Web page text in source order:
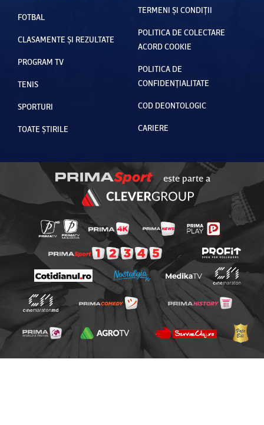
FOTBAL
CLASAMENTE ȘI REZULTATE
PROGRAM TV
TENIS
SPORTURI
TOATE ȘTIRILE
TERMENI ȘI CONDIȚII
POLITICA DE COLECTARE
ACORD COOKIE
POLITICA DE
CONFIDENȚIALITATE
COD DEONTOLOGIC
CARIERE
este parte a